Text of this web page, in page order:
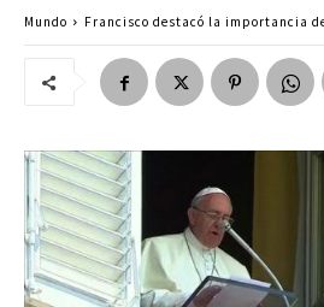
Mundo Francisco destacó la importancia